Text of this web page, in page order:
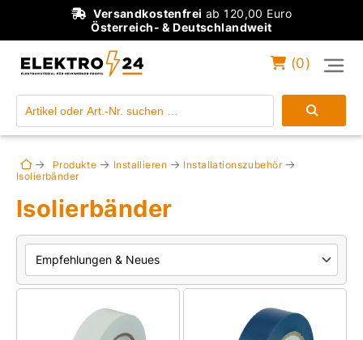
Versandkostenfrei ab 120,00 Euro
Österreich- & Deutschlandweit
Einloggen
(0)
Produkte Installieren
Installationszubehör
Isolierbänder
Isolierbänder